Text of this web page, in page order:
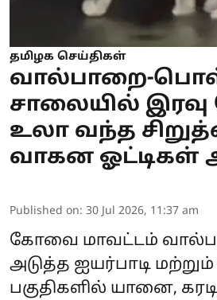
தமிழக செய்திகள்
வால்பாறை-
சாலையில் இரவு
உலா வந்த
வாகன ஓட்டிகள்
Published on: 30 Jul 2026, 11:37 am
கோவை மாவட்டம்
அடுத்த ஐயர்பாடி
பகுதிகளில் யானை,